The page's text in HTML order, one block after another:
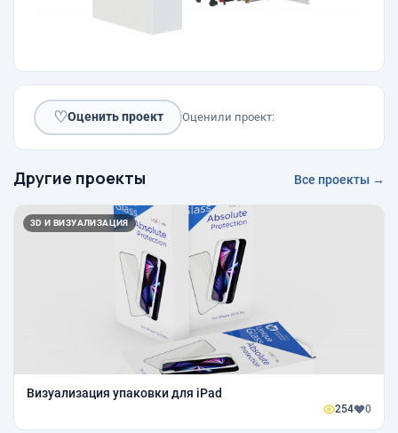
♡Оценить проект Оценили проект:
Другие проекты Все проекты →
3D И ВИЗУАЛИЗАЦИЯ
Визуализация упаковки для iPad
254 0